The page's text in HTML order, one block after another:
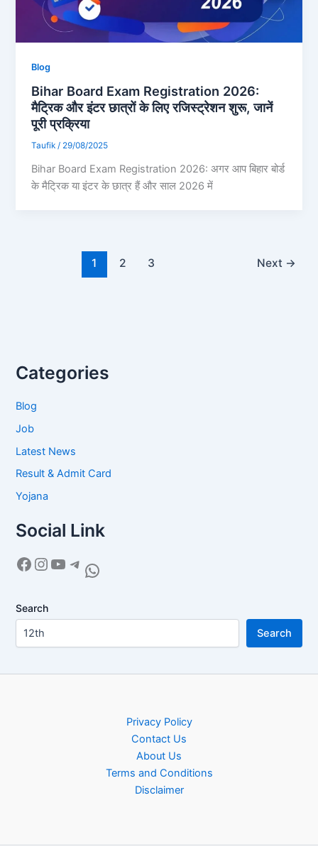
Blog
Bihar Board Exam Registration 2026:
मैट्रिक और इंटर छात्रों के लिए रजिस्ट्रेशन शुरू, जानें
पूरी प्रक्रिया
Taufik/ 29/08/2025
Bihar Board Exam Registration 2026: अगर आप बिहार बोर्ड
के मैट्रिक या इंटर के छात्र हैं और साल 2026 में
1 2 3 Next →
Categories
Blog
Job
Latest News
Result & Admit Card
Yojana
Social Link
Search
Search
Privacy Policy
Contact Us
About Us
Terms and Conditions
Disclaimer